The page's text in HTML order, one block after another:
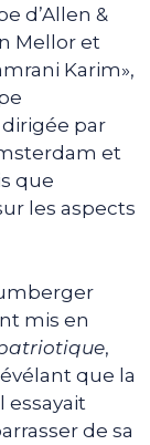
d’Allen &
Mellor et
Karim»,
par
et
que
les aspects
mis en
,
que la
essayait
de sa